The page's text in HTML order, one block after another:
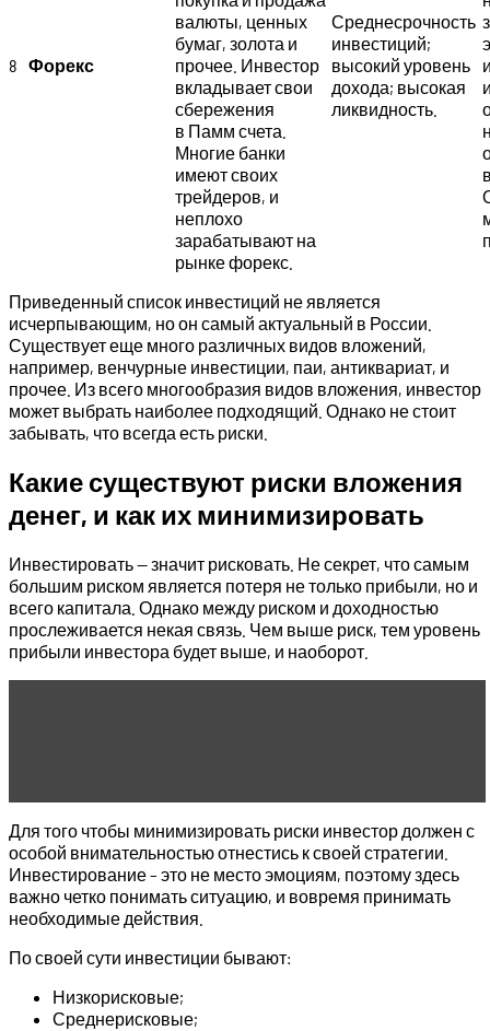
8 Форекс
валюты, ценных
бумаг, золота и
прочее. Инвестор
вкладывает свои
сбережения
в Памм счета.
Многие банки
имеют своих
трейдеров, и
неплохо
зарабатывают на
рынке форекс.
Среднесрочность
инвестиций;
высокий уровень
дохода; высокая
ликвидность.
Приведенный список инвестиций не является
исчерпывающим, но он самый актуальный в России.
Существует еще много различных видов вложений,
например, венчурные инвестиции, паи, антиквариат, и
прочее. Из всего многообразия видов вложения, инвестор
может выбрать наиболее подходящий. Однако не стоит
забывать, что всегда есть риски.
Какие существуют риски вложения
денег, и как их минимизировать
Инвестировать — значит рисковать. Не секрет, что самым
большим риском является потеря не только прибыли, но и
всего капитала. Однако между риском и доходностью
прослеживается некая связь. Чем выше риск, тем уровень
прибыли инвестора будет выше, и наоборот.
Для того чтобы минимизировать риски инвестор должен с
особой внимательностью отнестись к своей стратегии.
Инвестирование – это не место эмоциям, поэтому здесь
важно четко понимать ситуацию, и вовремя принимать
необходимые действия.
По своей сути инвестиции бывают:
Низкорисковые;
Среднерисковые;